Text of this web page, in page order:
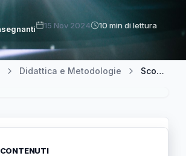
15 Nov 2024 10 min di lettura
Didattica e Metodologie Scoprire il Potere di "Since For": Un Viaggio nel Tempo e nello Spazio